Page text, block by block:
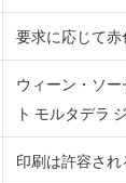
要求に応じて赤
ウィーン・ソ
ト モルタデラ
印刷は許容され